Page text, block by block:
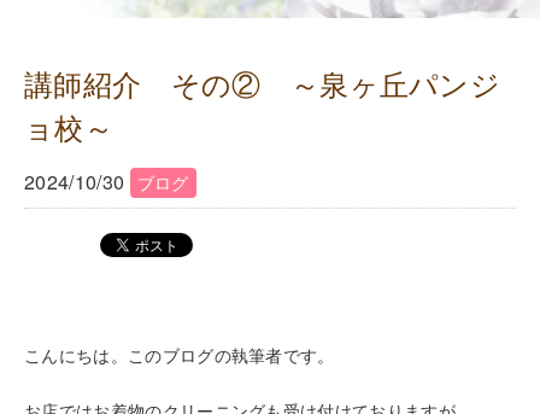
講師紹介 その② ～泉ヶ丘パンジ
ョ校～
2024/10/30 ブログ
こんにちは。このブログの執筆者です。